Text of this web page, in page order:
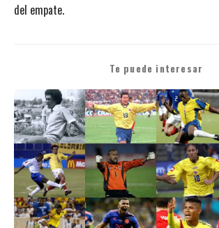
del empate.
Te puede interesar